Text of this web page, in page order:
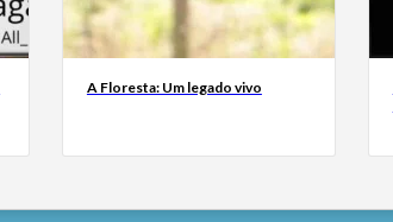
A Floresta: Um legado vivo